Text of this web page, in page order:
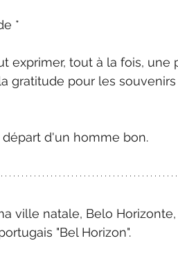
*
exprimer, tout à la fois, une
gratitude pour les
d'un homme bon.
ville natale, Belo
"Bel Horizon".